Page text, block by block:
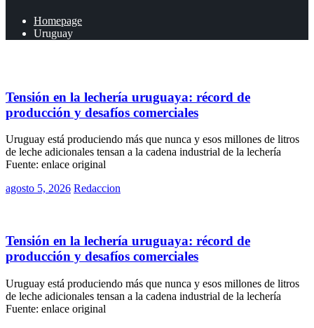
Homepage
Uruguay
Tensión en la lechería uruguaya: récord de
producción y desafíos comerciales
Uruguay está produciendo más que nunca y esos millones de litros
de leche adicionales tensan a la cadena industrial de la lechería
Fuente: enlace original
Posted
agosto 5, 2026 Redaccion
Tensión en la lechería uruguaya: récord de
producción y desafíos comerciales
Uruguay está produciendo más que nunca y esos millones de litros
de leche adicionales tensan a la cadena industrial de la lechería
Fuente: enlace original